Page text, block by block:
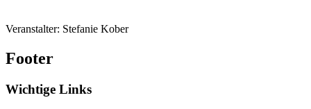
Veranstalter: Stefanie Kober
Footer
Wichtige Links